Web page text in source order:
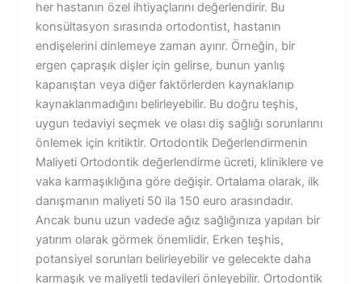
her hastanın özel ihtiyaçlarını değerlendirir. Bu
konsültasyon sırasında ortodontist, hastanın
endişelerini dinlemeye zaman ayırır. Örneğin, bir
ergen çapraşık dişler için gelirse, bunun yanlış
kapanıştan veya diğer faktörlerden kaynaklanıp
kaynaklanmadığını belirleyebilir. Bu doğru teşhis,
uygun tedaviyi seçmek ve olası diş sağlığı sorunlarını
önlemek için kritiktir. Ortodontik Değerlendirmenin
Maliyeti Ortodontik değerlendirme ücreti, kliniklere ve
vaka karmaşıklığına göre değişir. Ortalama olarak, ilk
danışmanın maliyeti 50 ila 150 euro arasındadır.
Ancak bunu uzun vadede ağız sağlığınıza yapılan bir
yatırım olarak görmek önemlidir. Erken teşhis,
potansiyel sorunları belirleyebilir ve gelecekte daha
karmaşık ve maliyetli tedavileri önleyebilir. Ortodontik